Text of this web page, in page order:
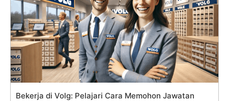
Bekerja di Volg: Pelajari Cara Memohon Jawatan